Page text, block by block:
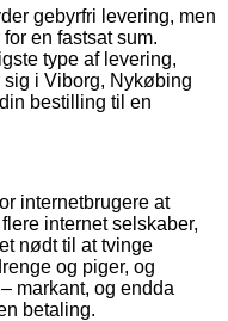
gebyrfri levering, men
en fastsat sum.
type af levering,
i Viborg, Nykøbing
bestilling til en
internetbrugere at
internet selskaber,
nødt til at tvinge
og piger, og
markant, og endda
betaling.